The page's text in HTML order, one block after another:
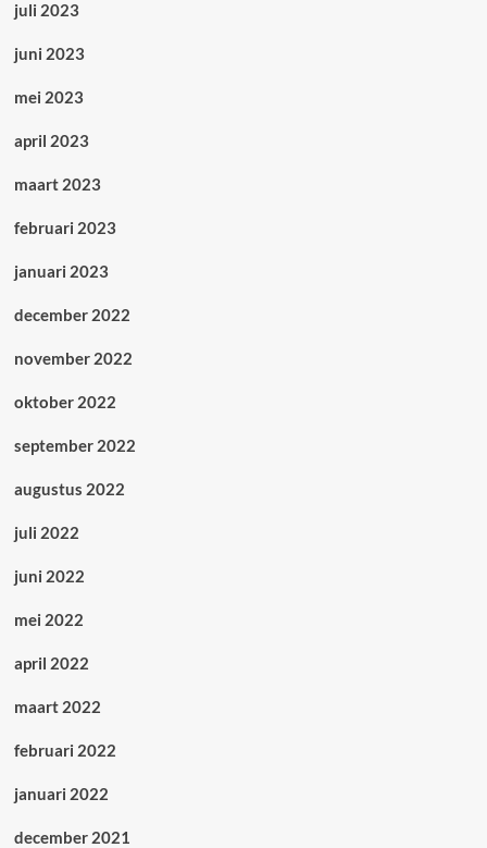
juli 2023
juni 2023
mei 2023
april 2023
maart 2023
februari 2023
januari 2023
december 2022
november 2022
oktober 2022
september 2022
augustus 2022
juli 2022
juni 2022
mei 2022
april 2022
maart 2022
februari 2022
januari 2022
december 2021